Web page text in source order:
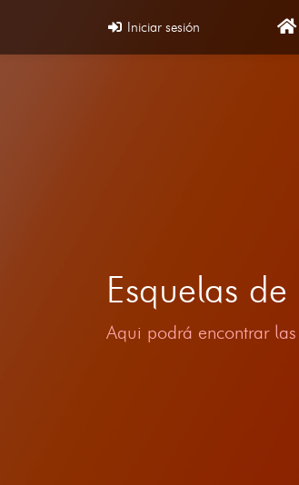
Iniciar sesión
Esquelas
Aqui podrá encontrar